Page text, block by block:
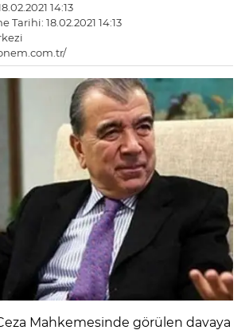
14:13
18.02.2021 14:13
Mahkemesinde görülen davaya